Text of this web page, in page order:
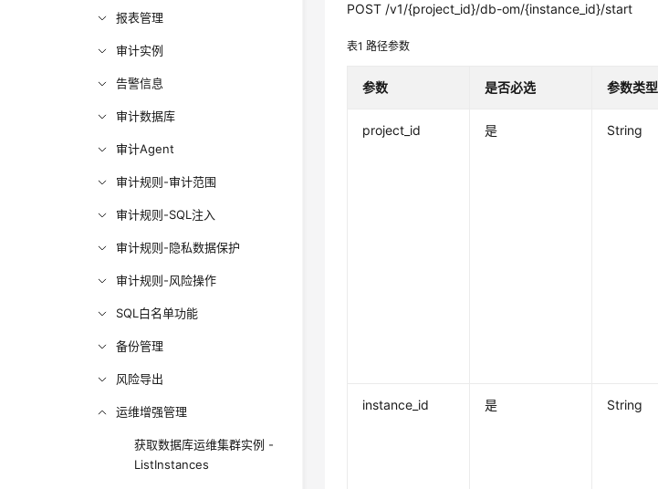
报表管理
审计实例
告警信息
审计数据库
审计Agent
审计规则-审计范围
审计规则-SQL注入
审计规则-隐私数据保护
审计规则-风险操作
SQL白名单功能
备份管理
风险导出
运维增强管理
获取数据库运维集群实例 -
ListInstances
POST /v1/{project_id}/db-om/{instance_id}/start
表1路径参数
参数 是否必选 参数类型
project_id 是 String
instance_id 是 String